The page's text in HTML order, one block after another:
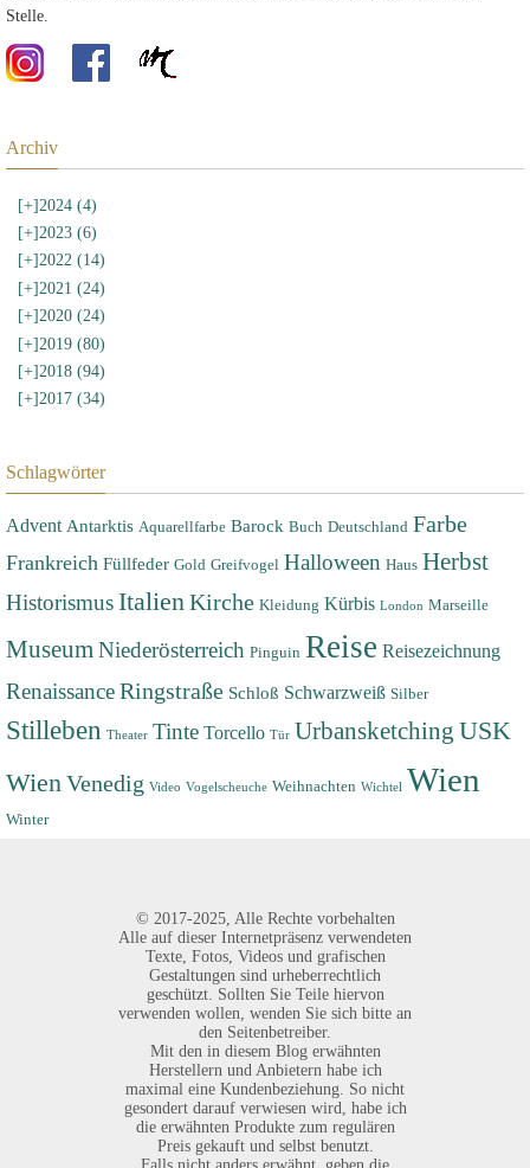
Stelle.
Archiv
[+]2024 (4)
[+]2023 (6)
[+]2022 (14)
[+] 2021 (24)
[+]2020 (24)
[+]2019 (80)
[+] 2018 (94)
[+]2017 (34)
Schlagwörter
Advent Antarktis Aquarellfarbe Barock Buch Deutschland Farbe
Frankreich Füllfeder Gold Greifvogel Halloween Haus Herbst
HistorismusItalien Kirche Kleidung Kürbis London Marseille
Museum Niederösterreich Pinguin Reise Reisezeichnung
RenaissanceRingstraße Schloß Schwarzweiß Silber
Stilleben Theater Tinte Torcello Tür Urbansketching USK
Wien Venedig Video Vogelscheuche Weihnachten Wichtel Wien
Winter
© 2017-2025, Alle Rechte vorbehalten
Alle auf dieser Internetpräsenz verwendeten
Texte, Fotos, Videos und grafischen
Gestaltungen sind urheberrechtlich
geschützt. Sollten Sie Teile hiervon
verwenden wollen, wenden Sie sich bitte an
den Seitenbetreiber.
Mit den in diesem Blog erwähnten
Herstellern und Anbietern habe ich
maximal eine Kundenbeziehung. So nicht
gesondert darauf verwiesen wird, habe ich
die erwähnten Produkte zum regulären
Preis gekauft und selbst benutzt.